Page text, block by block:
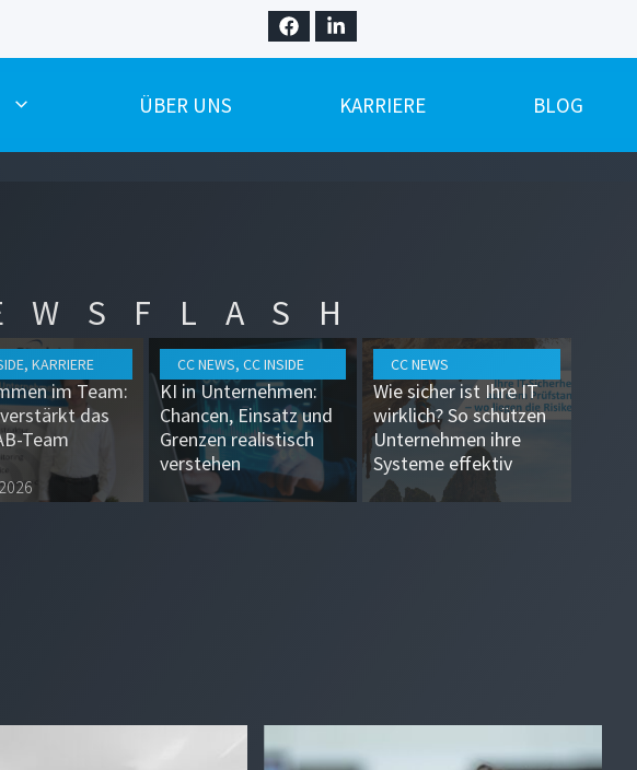
SERVICE SERVERLÖSUNGEN
PC-ARBEITSPLÄTZE
BERATUNG UND
SERVICE
ÜBER UNS KARRIERE BLOG
, KARRIERE
im Team:
das
Team
CC NEWS, CC INSIDE
KI in Unternehmen:
Chancen, Einsatz und
Grenzen realistisch
verstehen
CC NEWS
Wie sicher ist Ihre IT
wirklich? So schützen
Unternehmen ihre
Systeme effektiv